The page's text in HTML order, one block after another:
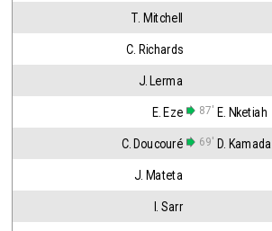
T. Mitchell
C. Richards
J. Lerma
E. Eze 87' E. Nketiah
C. Doucouré 69' D. Kamada
J. Mateta
I. Sarr